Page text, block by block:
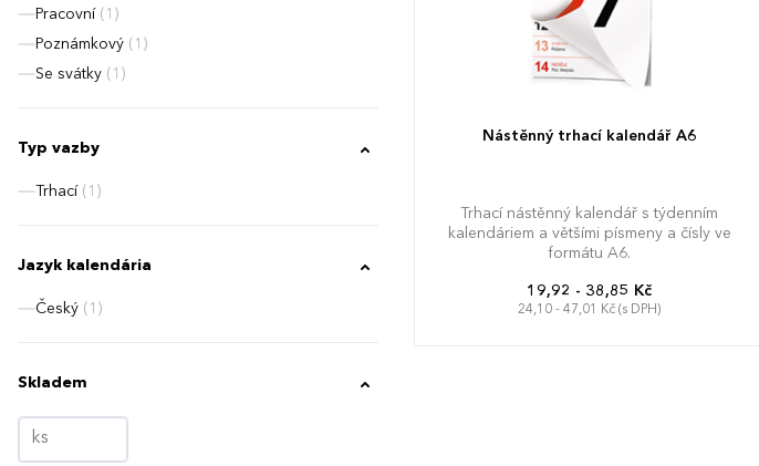
Pracovní(1)
Poznámkový (1)
Se svátky (1)
Typ vazby
Trhací(1)
Jazyk kalendária
Český (1)
Skladem
Nástěnný trhací kalendář A6
Trhací nástěnný kalendář s týdenním
kalendáriem a většími písmeny a čísly ve
formátu A6.
19,92 - 38,85 Kč
24,10 - 47,01 Kč (s DPH)